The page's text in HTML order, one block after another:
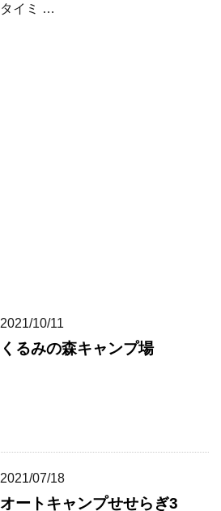
タイミ …
2021/10/11
くるみの森キャンプ場
2021/07/18
オートキャンプせせらぎ3